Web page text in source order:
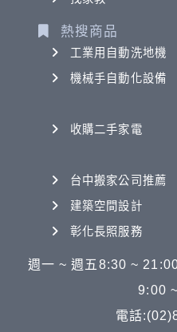
熱搜商品
工業用自動洗地機
機械手自動化設備
收購二手家電
台中搬家公司推薦
建築空間設計
彰化長照服務
週一 ~ 週五8:30 ~
9:00
電話